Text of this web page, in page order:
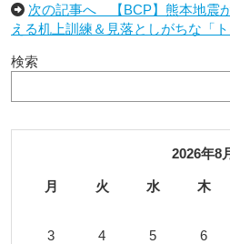
次の記事へ 【BCP】熊本地震
える机上訓練＆見落としがちな「ト
検索
2026年8
月 火 水 木
3
4 5 6